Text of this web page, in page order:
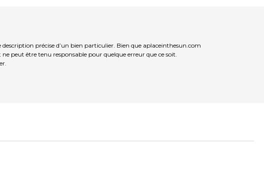
précise d’un bien particulier. Bien que aplaceinthesun.com
peut être tenu responsable pour quelque erreur que ce soit.